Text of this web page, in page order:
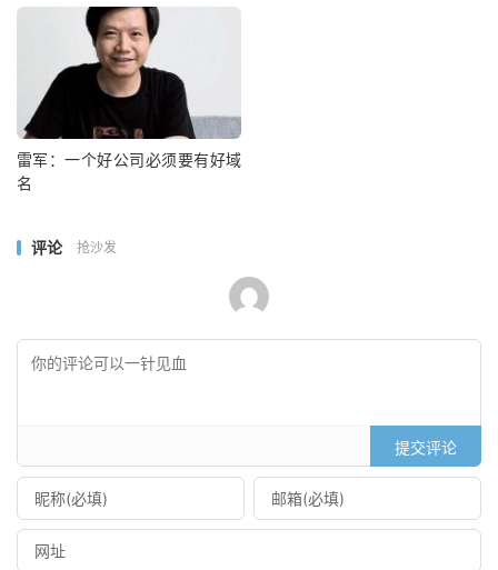
雷军：一个好公司必须要有好域
名
评论 抢沙发
提交评论